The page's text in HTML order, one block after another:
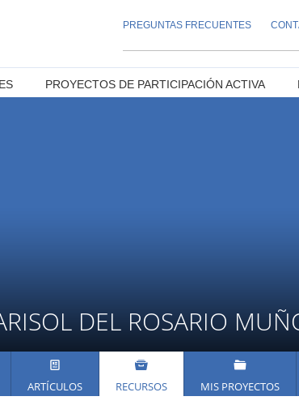
PREGUNTAS FRECUENTES
DEL ROSARIO
ARTÍCULOS RECURSOS MIS PROYECTOS
PROYECTOS DE PARTICIPACIÓN ACTIVA